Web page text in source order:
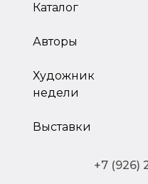
Каталог
Авторы
Художник
недели
Выставки
+7 (926)